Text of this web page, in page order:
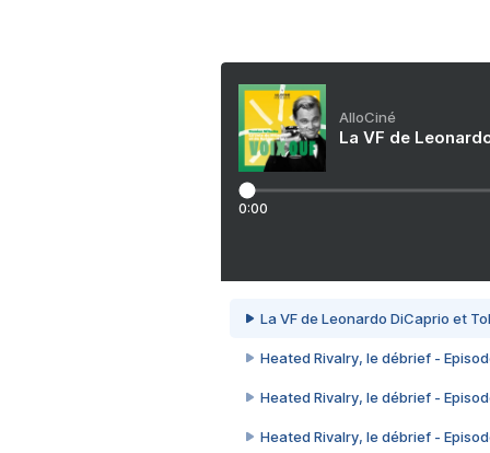
AlloCiné
La VF de
0:00
La VF de Leonardo DiCaprio et
Heated Rivalry, le débrief -
Heated Rivalry, le débrief -
Heated Rivalry, le débrief -